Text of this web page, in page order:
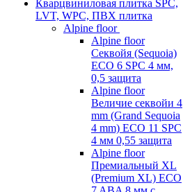
Кварцвиниловая плитка SPC,
LVT, WPC, ПВХ плитка
Alpine floor
Alpine floor
Секвойя (Sequoia)
ECO 6 SPC 4 мм,
0,5 защита
Alpine floor
Величие секвойи 4
mm (Grand Sequoia
4 mm) ECO 11 SPC
4 мм 0,55 защита
Alpine floor
Премиальный XL
(Premium XL) ECO